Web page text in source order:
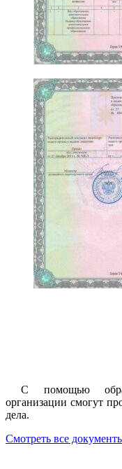
С помощью
организации смогут
дела.
Смотреть все